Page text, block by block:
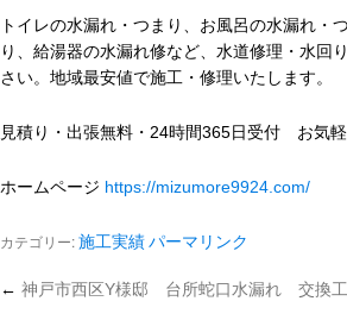
トイレの水漏れ・つまり、お風呂の水漏れ・
り、給湯器の水漏れ修など、水道修理・水回
さい。地域最安値で施工・修理いたします。
見積り・出張無料・24時間365日受付 お気軽
ホームページ https://mizumore9924.com/
カテゴリー:施工実績パーマリンク
← 神戸市西区Y様邸 台所蛇口水漏れ 交換